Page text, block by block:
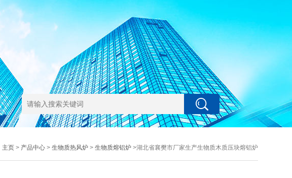
主页> 产品中心> 生物质热风炉> 生物质熔铝炉>湖北省襄樊市厂家生产生物质木质压块熔铝炉